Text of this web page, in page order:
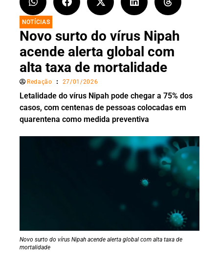
NOTÍCIAS
Novo surto do vírus Nipah
acende alerta global com
alta taxa de mortalidade
Redação 27/01/2026
Letalidade do vírus Nipah pode chegar a 75% dos
casos, com centenas de pessoas colocadas em
quarentena como medida preventiva
Novo surto do vírus Nipah acende alerta global com alta taxa de
mortalidade